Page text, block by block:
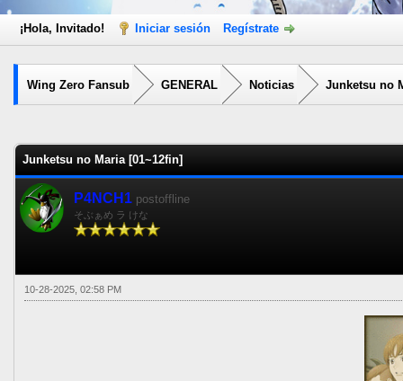
¡Hola, Invitado! Iniciar sesión Regístrate
Wing Zero Fansub GENERAL Noticias Junketsu no
Junketsu no Maria [01~12fin]
P4NCH1 postoffline
そぶぁめ ラ けな
10-28-2025, 02:58 PM